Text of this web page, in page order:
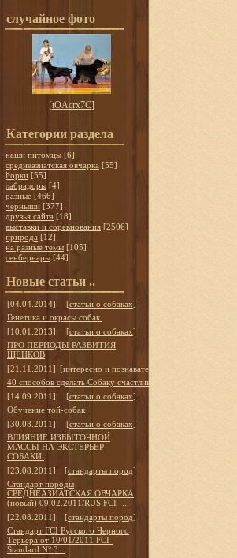
случайное фото
[tOAcrx7C]
Категории раздела
наши питомцы [6]
среднеазиатская овчарка [55]
йорки [55]
лабрадоры [4]
разные [466]
черныши [377]
друзья сайта [18]
выставки и соревнования [2506]
природа [12]
на разные темы [105]
сенбернары [44]
Новые статьи ..
[04.04.2014] [статьи о собаках]
Генетика и окрасы собак.
[10.01.2013]
[статьи о собаках]
ПРО ПЕРИОДЫ РАЗВИТИЯ
ЩЕНКОВ
[21.11.2011] [интересно и познавательно
40 способов сделать Собаку счастливой
[14.09.2011]
[статьи о собаках]
Обучение той-собак
[30.08.2011]
[статьи о собаках]
ВЛИЯНИЕ ИЗБЫТОЧНОЙ
МАССЫ НА ЭКСТЕРЬЕР
СОБАКИ.
[23.08.2011]
[стандарты пород]
Стандарт породы
СРЕДНЕАЗИАТСКАЯ ОВЧАРКА
(новый) 09.02.2011/RUS FCI -...
[22.08.2011]
[стандарты пород]
Стандарт FCI Русского Черного
Терьера от 10/01/2011 FCI-
Standard N° 3...